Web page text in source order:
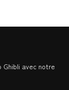
Ghibli avec notre